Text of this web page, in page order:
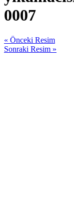
0007
« Önceki Resim
Sonraki Resim »